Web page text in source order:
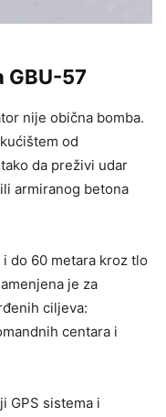
GBU-57
nije obična bomba.
od
da preživi udar
armiranog betona
do 60 metara kroz tlo
je za
ciljeva:
centara i
GPS sistema i